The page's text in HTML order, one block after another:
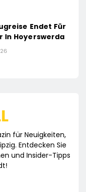
Endet Für
In Hoyerswerda
für Neuigkeiten,
Entdecken Sie
und Insider-Tipps